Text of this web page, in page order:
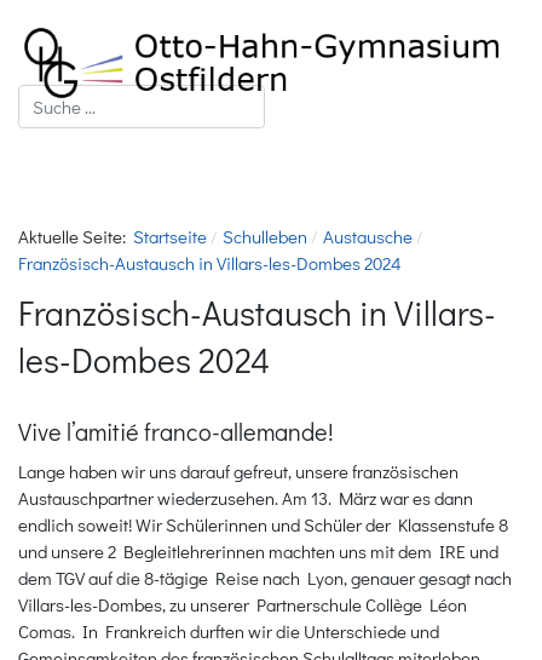
Suchen
Aktuelle Seite: Startseite Schulleben
Austausche
Französisch-Austausch in Villars-les-Dombes 2024
Französisch-Austausch in Villars-
les-Dombes 2024
Vive l’amitié franco-allemande!
Lange haben wir uns darauf gefreut, unsere französischen
Austauschpartner wiederzusehen. Am 13. März war es dann
endlich soweit! Wir Schülerinnen und Schüler der Klassenstufe 8
und unsere 2 Begleitlehrerinnen machten uns mit dem IRE und
dem TGV auf die 8-tägige Reise nach Lyon, genauer gesagt nach
Villars-les-Dombes, zu unserer Partnerschule Collège Léon
Comas. In Frankreich durften wir die Unterschiede und